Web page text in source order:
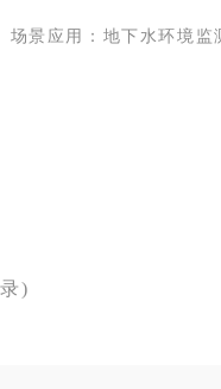
场景应用：地下水环境监
)